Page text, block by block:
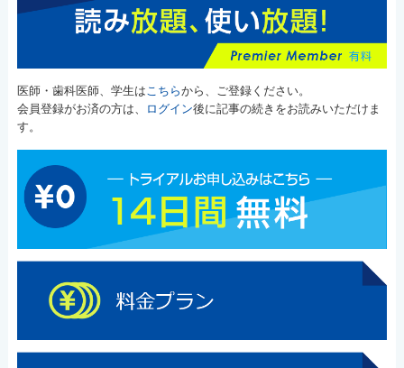
医師・歯科医師、学生はこちらから、ご登録ください。
会員登録がお済の方は、
ログイン後に記事の続きをお読みいただけま
す。